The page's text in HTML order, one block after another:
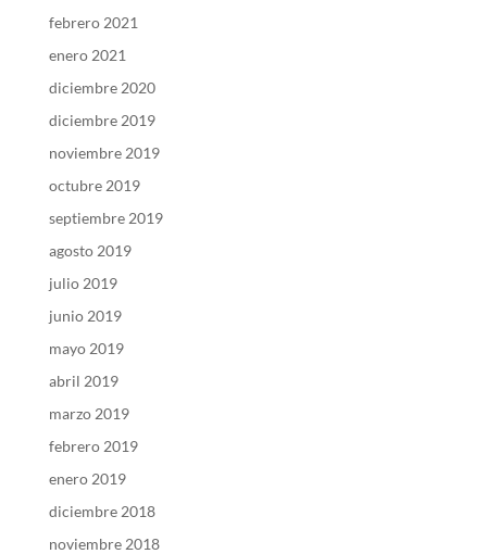
febrero 2021
enero 2021
diciembre 2020
diciembre 2019
noviembre 2019
octubre 2019
septiembre 2019
agosto 2019
julio 2019
junio 2019
mayo 2019
abril 2019
marzo 2019
febrero 2019
enero 2019
diciembre 2018
noviembre 2018